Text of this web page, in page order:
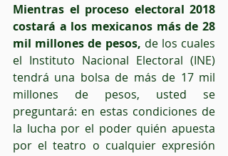
Mientras el proceso electoral 2018
costará a los mexicanos más de 28
mil millones de pesos, de los cuales
el Instituto Nacional Electoral (INE)
tendrá una bolsa de más de 17 mil
millones de pesos, usted se
preguntará: en estas condiciones de
la lucha por el poder quién apuesta
por el teatro o cualquier expresión